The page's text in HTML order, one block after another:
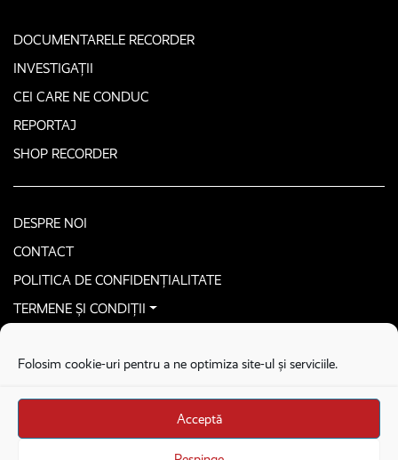
Folosim cookie-uri pentru a ne optimiza site-ul și serviciile.
Acceptă
DOCUMENTARELE RECORDER
INVESTIGAȚII
CEI CARE NE CONDUC
REPORTAJ
SHOP RECORDER
DESPRE NOI
CONTACT
POLITICA DE CONFIDENȚIALITATE
TERMENE ȘI CONDIȚII
Stega creative
Brandul Recorder e operat de Asociația Recorder Community, sub licența SC